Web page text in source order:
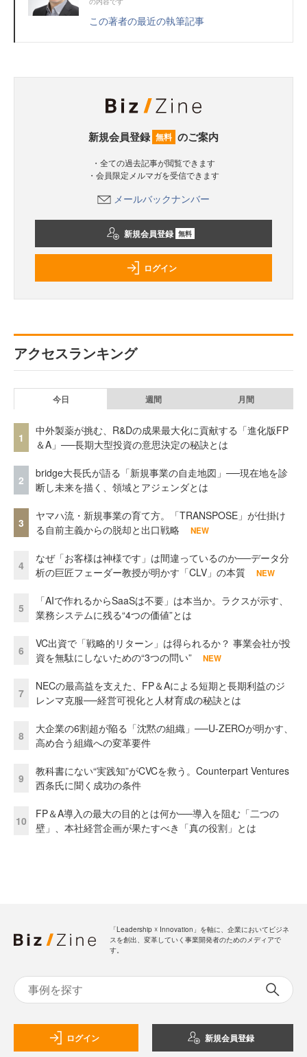
この著者の最近の執筆記事
新規会員登録 無料 のご案内
・全ての過去記事が閲覧できます
・会員限定メルマガを受信できます
メールバックナンバー
新規会員登録 無料
ログイン
アクセスランキング
今日 週間 月間
1
中外製薬が挑む、R&Dの成果最大化に貢献する「進化版FP
＆A」──長期大型投資の意思決定の秘訣とは
2
bridge大長氏が語る「新規事業の自走地図」──現在地を診
断し未来を描く、領域とアジェンダとは
3
ヤマハ流・新規事業の育て方。「TRANSPOSE」が仕掛け
る自前主義からの脱却と出口戦略
NEW
4
なぜ「お客様は神様です」は間違っているのか──データ分
析の巨匠フェーダー教授が明かす「CLV」の本質
NEW
5
「AIで作れるからSaaSは不要」は本当か。ラクスが示す、
業務システムに残る“4つの価値”とは
6
VC出資で「戦略的リターン」は得られるか？ 事業会社が投
資を無駄にしないための“3つの問い”
NEW
7
NECの最高益を支えた、FP＆Aによる短期と長期利益のジ
レンマ克服──経営可視化と人材育成の秘訣とは
8
大企業の6割超が陥る「沈黙の組織」──U-ZEROが明かす、
高め合う組織への変革要件
9
教科書にない“実践知”がCVCを救う。Counterpart Ventures
西条氏に聞く成功の条件
10
FP＆A導入の最大の目的とは何か──導入を阻む「二つの
壁」、本社経営企画が果たすべき「真の役割」とは
「Leadership ☓ Innovation」を軸に、企業においてビジネ
スを創出、変革していく事業開発者のためのメディアで
す。
ログイン 新規会員登録